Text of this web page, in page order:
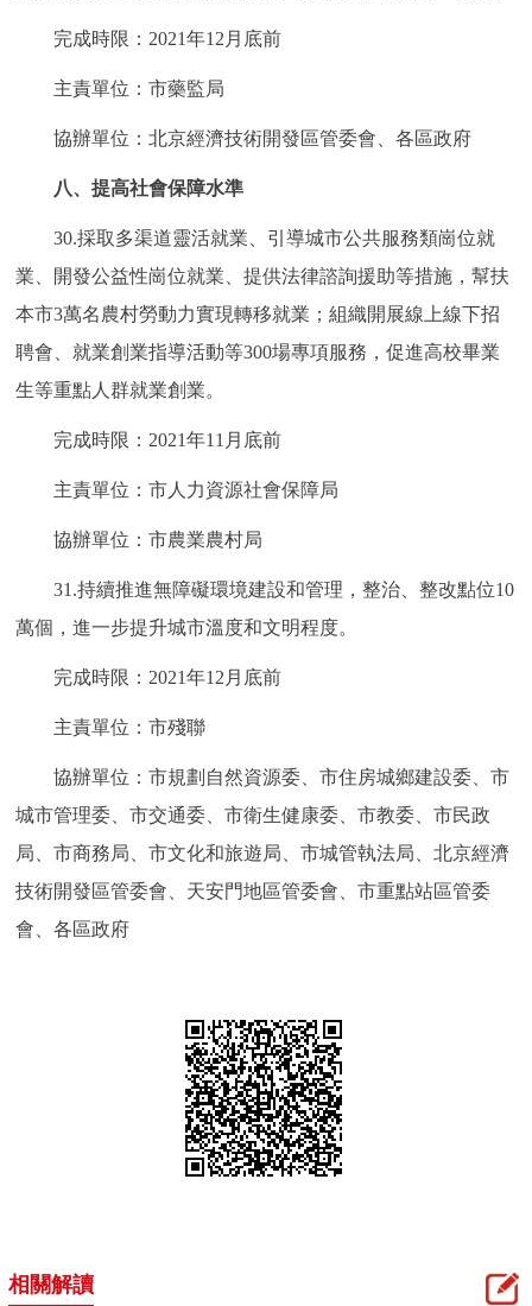
完成時限：2021年12月底前
主責單位：市藥監局
協辦單位：北京經濟技術開發區管委會、各區政府
八、提高社會保障水準
30.採取多渠道靈活就業、引導城市公共服務類崗位就
業、開發公益性崗位就業、提供法律諮詢援助等措施，幫扶
本市3萬名農村勞動力實現轉移就業；組織開展線上線下招
聘會、就業創業指導活動等300場專項服務，促進高校畢業
生等重點人群就業創業。
完成時限：2021年11月底前
主責單位：市人力資源社會保障局
協辦單位：市農業農村局
31.持續推進無障礙環境建設和管理，整治、整改點位10
萬個，進一步提升城市溫度和文明程度。
完成時限：2021年12月底前
主責單位：市殘聯
協辦單位：市規劃自然資源委、市住房城鄉建設委、市
城市管理委、市交通委、市衛生健康委、市教委、市民政
局、市商務局、市文化和旅遊局、市城管執法局、北京經濟
技術開發區管委會、天安門地區管委會、市重點站區管委
會、各區政府
相關解讀